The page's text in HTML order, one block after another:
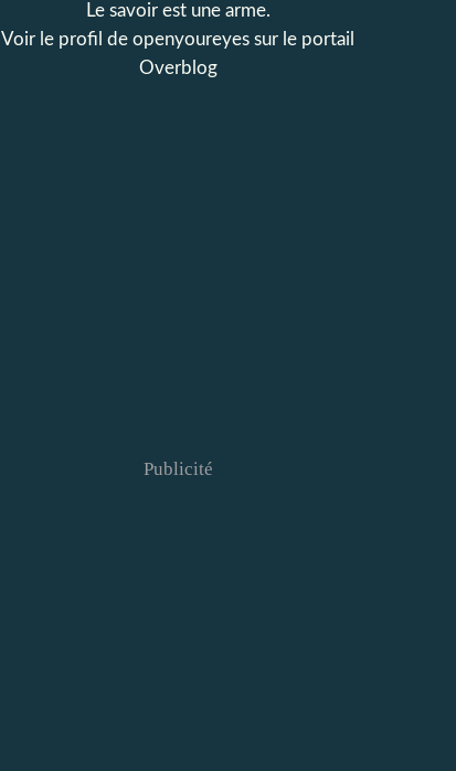
Le savoir est une arme.
Voir le profil de openyoureyes sur le portail
Overblog
Publicité